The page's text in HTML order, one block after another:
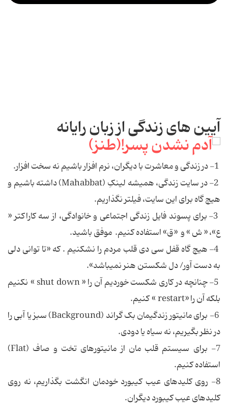
آیین های زندگی از زبان رایانه
2- در سایت زندگی، همیشه لینکِ (Mahabbat) داشته باشیم و
هیچ گاه برای این سایت، فیلتر نگذاریم.
3- برای پسوند فایل زندگی اجتماعی و خانوادگی، از سه کاراکتر «
ع»، « ش » و «ق» استفاده کنیم. موفق باشید.
4- هیچ گاه قفل سی دی قلب مردم را نشکنیم . که «تا توانی دلی
به دست آور/ دل شکستن هنر نمی‏باشد».
5- چنانچه در کاری شکست خوردیم آن را « shut down » نکنیم
بلکه آن را «restart » کنیم.
6- برای مانیتور زندگی‏مان بک گراند (Background) سبز یا آبی را
در نظر بگیریم، نه سیاه یا دودی.
7- برای سیستم قلب مان از مانیتورهای تخت و صاف (Flat)
استفاده کنیم.
8- روی کلیدهای عیب کیبورد خودمان انگشت بگذاریم، نه روی
کلیدهای عیب کیبورد دیگران.